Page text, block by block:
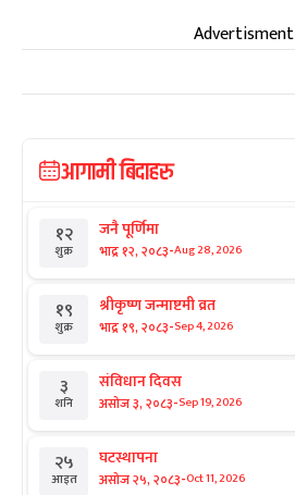
Advertisment
आगामी बिदाहरु
१२
शुक्र
जनै पूर्णिमा
भाद्र १२, २०८३-Aug 28, 2026
१९
शुक्र
श्रीकृष्ण जन्माष्टमी व्रत
भाद्र १९, २०८३-Sep 4, 2026
३
शनि
संविधान दिवस
असोज ३, २०८३-Sep 19, 2026
२५
आइत
घटस्थापना
असोज २५, २०८३-Oct 11, 2026